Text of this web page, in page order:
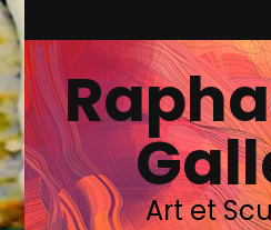
Art et